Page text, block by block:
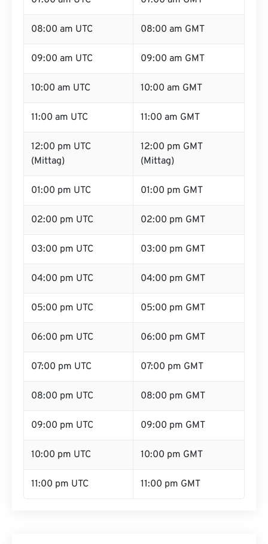
08:00 am UTC 08:00 am GMT
09:00 am UTC 09:00 am GMT
10:00 am UTC 10:00 am GMT
11:00 am UTC 11:00 am GMT
12:00 pm UTC
(Mittag)
12:00 pm GMT
(Mittag)
01:00 pm UTC 01:00 pm GMT
02:00 pm UTC 02:00 pm GMT
03:00 pm UTC 03:00 pm GMT
04:00 pm UTC 04:00 pm GMT
05:00 pm UTC 05:00 pm GMT
06:00 pm UTC 06:00 pm GMT
07:00 pm UTC 07:00 pm GMT
08:00 pm UTC 08:00 pm GMT
09:00 pm UTC 09:00 pm GMT
10:00 pm UTC 10:00 pm GMT
11:00 pm UTC 11:00 pm GMT